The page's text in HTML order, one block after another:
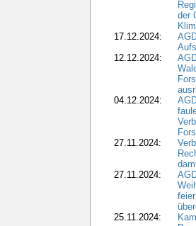
der
17.12.2024:
12.12.2024:
04.12.2024:
27.11.2024:
27.11.2024:
25.11.2024: